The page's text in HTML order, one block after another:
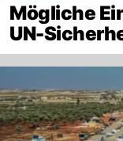
Mögliche
UN-